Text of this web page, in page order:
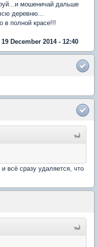
мошеничай дальше
деревню...
в полной красе!!!
December 2014 - 12:40
всё сразу удаляется, что